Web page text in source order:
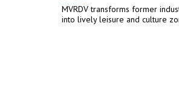
MVRDV transforms former
into lively leisure and culture